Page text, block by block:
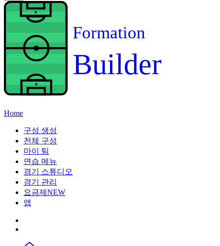
Formation
Builder
Home
구성 생성
전체 구성
마이 팀
연습 메뉴
경기 스튜디오
경기 관리
요금제 NEW
앱